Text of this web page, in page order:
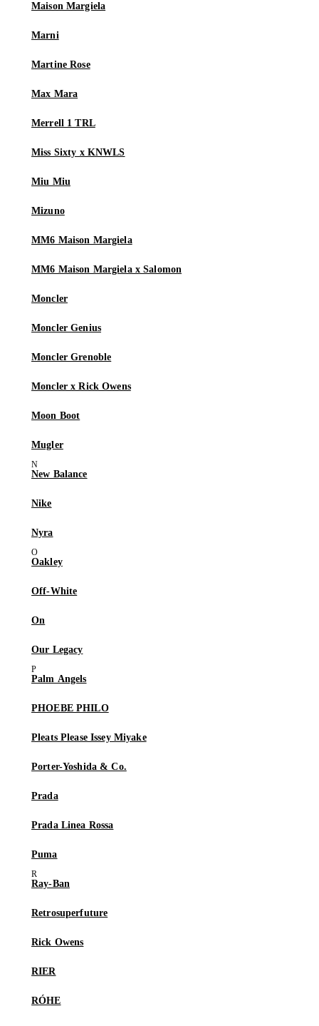
Maison Margiela
Marni
Martine Rose
Max Mara
Merrell 1 TRL
Miss Sixty x KNWLS
Miu Miu
Mizuno
MM6 Maison Margiela
MM6 Maison Margiela x Salomon
Moncler
Moncler Genius
Moncler Grenoble
Moncler x Rick Owens
Moon Boot
Mugler
New Balance
Nike
Nyra
Oakley
Off-White
On
Our Legacy
Palm Angels
PHOEBE PHILO
Pleats Please Issey Miyake
Porter-Yoshida & Co.
Prada
Prada Linea Rossa
Puma
Ray-Ban
Retrosuperfuture
Rick Owens
RIER
RÓHE